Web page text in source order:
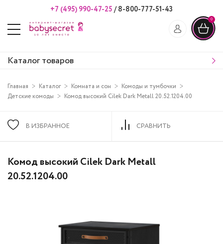
+7 (495) 990-47-25 /8-800-777-51-43
0
Каталог товаров
Главная Каталог Комната и сон
Комоды и тумбочки
Детские комоды
Комод высокий Cilek Dark Metall 20.52.1204.00
В ИЗБРАННОЕ СРАВНИТЬ
Комод высокий Cilek Dark Metall
20.52.1204.00